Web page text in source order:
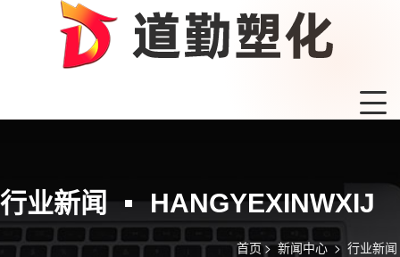
行业新闻 HANGYEXINWXIJ
首页 >新闻中心> 行业新闻